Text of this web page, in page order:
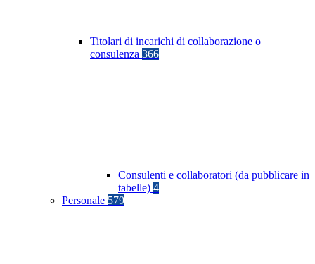
Titolari di incarichi di collaborazione o
consulenza 366
Consulenti e collaboratori (da pubblicare in
tabelle) 4
Personale 579